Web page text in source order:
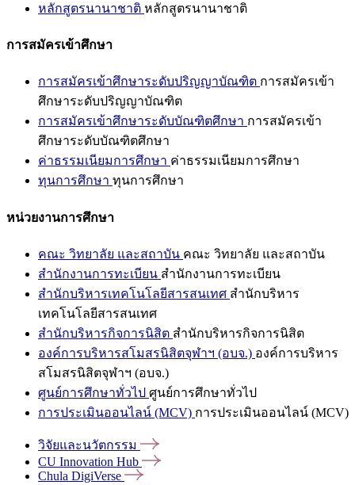
หลักสูตรนานาชาติ หลักสูตรนานาชาติ
การสมัครเข้าศึกษา
การสมัครเข้าศึกษาระดับปริญญาบัณฑิต การสมัครเข้า
ศึกษาระดับปริญญาบัณฑิต
การสมัครเข้าศึกษาระดับบัณฑิตศึกษา การสมัครเข้า
ศึกษาระดับบัณฑิตศึกษา
ค่าธรรมเนียมการศึกษา ค่าธรรมเนียมการศึกษา
ทุนการศึกษา ทุนการศึกษา
หน่วยงานการศึกษา
คณะ วิทยาลัย และสถาบัน คณะ วิทยาลัย และสถาบัน
สำนักงานการทะเบียน สำนักงานการทะเบียน
สำนักบริหารเทคโนโลยีสารสนเทศ สำนักบริหาร
เทคโนโลยีสารสนเทศ
สำนักบริหารกิจการนิสิต สำนักบริหารกิจการนิสิต
องค์การบริหารสโมสรนิสิตจุฬาฯ (อบจ.) องค์การบริหาร
สโมสรนิสิตจุฬาฯ (อบจ.)
ศูนย์การศึกษาทั่วไป ศูนย์การศึกษาทั่วไป
การประเมินออนไลน์ (MCV) การประเมินออนไลน์ (MCV)
วิจัยและนวัตกรรม
CU Innovation Hub
Chula DigiVerse